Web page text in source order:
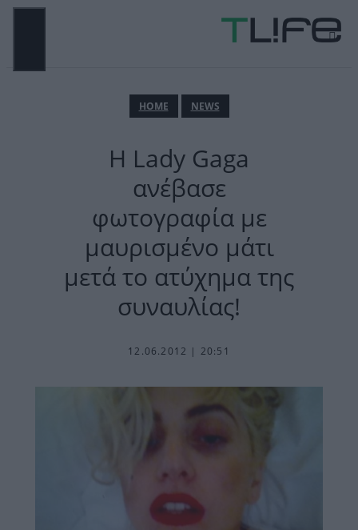
Μετάβαση
ΗΟΜΕ NEWS
H Lady Gaga
ανέβασε
φωτογραφία με
μαυρισμένο μάτι
μετά το ατύχημα της
συναυλίας!
12.06.2012 | 20:51